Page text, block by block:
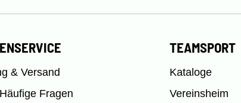
& Versand
Fragen
TEAMSPORT
Kataloge
Vereinsheim